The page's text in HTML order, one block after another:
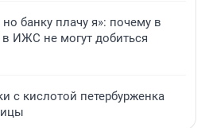
банку плачу я»: почему в
ИЖС не могут добиться
с кислотой петербурженка